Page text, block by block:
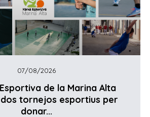
07/08/2026
de la Marina Alta
tornejos esportius per
donar...